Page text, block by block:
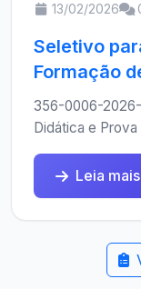
13/02/2026
Seletivo
Formação
356-0006-2026-
Didática e
Leia mais